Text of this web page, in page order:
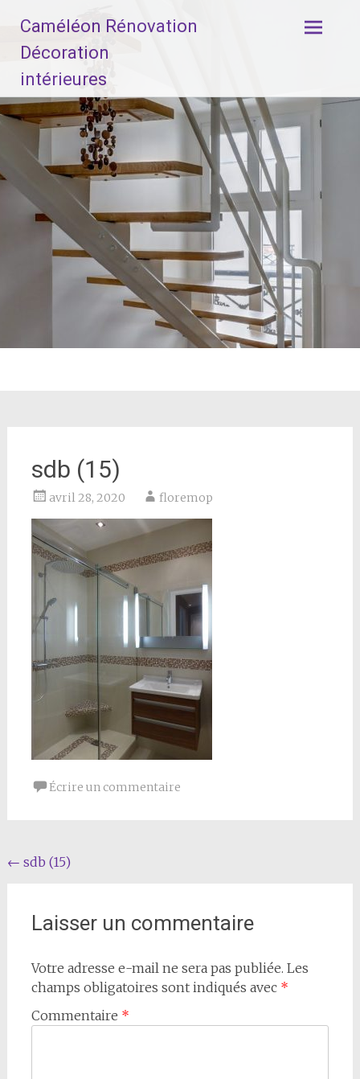
contenu
Caméléon Rénovation
Décoration
intérieures
sdb (15)
avril 28, 2020 floremop
Écrire un commentaire
Navigation
l'article
← sdb (15)
Laisser un commentaire
Votre adresse e-mail ne sera pas publiée. Les
champs obligatoires sont indiqués avec *
Commentaire *